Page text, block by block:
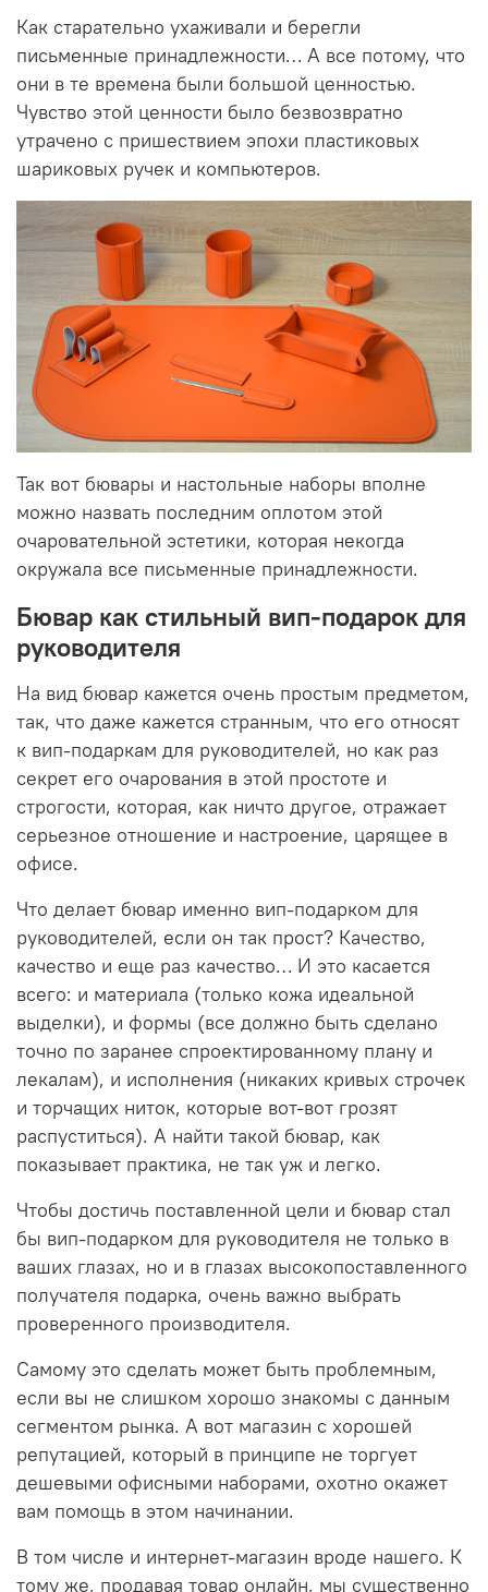
Как старательно ухаживали и берегли
письменные принадлежности… А все потому, что
они в те времена были большой ценностью.
Чувство этой ценности было безвозвратно
утрачено с пришествием эпохи пластиковых
шариковых ручек и компьютеров.
Так вот бювары и настольные наборы вполне
можно назвать последним оплотом этой
очаровательной эстетики, которая некогда
окружала все письменные принадлежности.
Бювар как стильный вип-подарок для
руководителя
На вид бювар кажется очень простым предметом,
так, что даже кажется странным, что его относят
к вип-подаркам для руководителей, но как раз
секрет его очарования в этой простоте и
строгости, которая, как ничто другое, отражает
серьезное отношение и настроение, царящее в
офисе.
Что делает бювар именно вип-подарком для
руководителей, если он так прост? Качество,
качество и еще раз качество… И это касается
всего: и материала (только кожа идеальной
выделки), и формы (все должно быть сделано
точно по заранее спроектированному плану и
лекалам), и исполнения (никаких кривых строчек
и торчащих ниток, которые вот-вот грозят
распуститься). А найти такой бювар, как
показывает практика, не так уж и легко.
Чтобы достичь поставленной цели и бювар стал
бы вип-подарком для руководителя не только в
ваших глазах, но и в глазах высокопоставленного
получателя подарка, очень важно выбрать
проверенного производителя.
Самому это сделать может быть проблемным,
если вы не слишком хорошо знакомы с данным
сегментом рынка. А вот магазин с хорошей
репутацией, который в принципе не торгует
дешевыми офисными наборами, охотно окажет
вам помощь в этом начинании.
В том числе и интернет-магазин вроде нашего. К
тому же, продавая товар онлайн, мы существенно